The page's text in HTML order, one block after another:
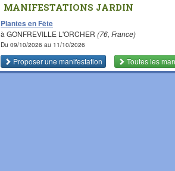
MANIFESTATIONS JARDIN
Plantes en Fête
à GONFREVILLE L'ORCHER (76, France)
Du 09/10/2026 au 11/10/2026
Proposer une manifestation Toutes les